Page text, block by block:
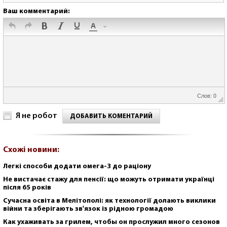
Ваш комментарий:
Слов: 0
Я не робот ДОБАВИТЬ КОМЕНТАРИЙ
Схожі новини:
Легкі способи додати омега-3 до раціону
Не вистачає стажу для пенсії: що можуть отримати українці
після 65 років
Сучасна освіта в Мелітополі: як технології долають виклики
війни та зберігають зв'язок із рідною громадою
Как ухаживать за грилем, чтобы он прослужил много сезонов